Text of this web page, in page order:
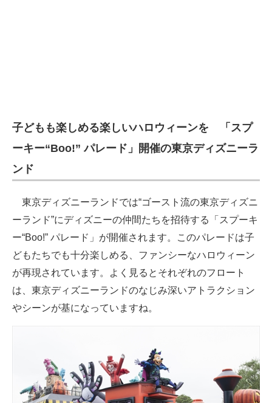
子どもも楽しめる楽しいハロウィーンを 「スプ
ーキー“Boo!” パレード」開催の東京ディズニーラ
ンド
東京ディズニーランドでは“ゴースト流の東京ディズニ
ーランド”にディズニーの仲間たちを招待する「スプーキ
ー“Boo!” パレード」が開催されます。このパレードは子
どもたちでも十分楽しめる、ファンシーなハロウィーン
が再現されています。よく見るとそれぞれのフロート
は、東京ディズニーランドのなじみ深いアトラクション
やシーンが基になっていますね。